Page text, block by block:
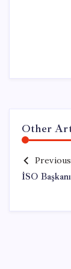
Other
Previous
İSO